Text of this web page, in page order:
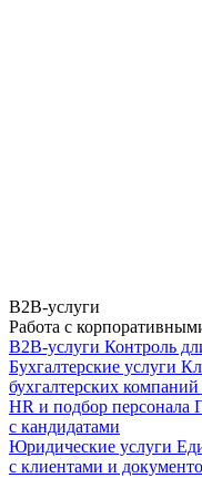
B2B-услуги
Работа с
B2B-услуги Контроль
Бухгалтерские услуги
бухгалтерских
HR и подбор персонала
с кандидатами
Юридические услуги
с клиентами и